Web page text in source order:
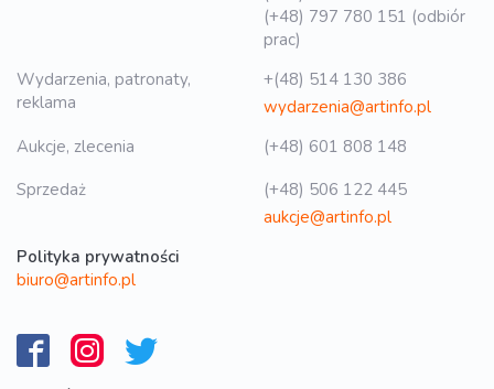
(+48) 797 780 151 (odbiór
prac)
Wydarzenia, patronaty,
reklama
+(48) 514 130 386
wydarzenia@artinfo.pl
Aukcje, zlecenia
(+48) 601 808 148
Sprzedaż
(+48) 506 122 445
aukcje@artinfo.pl
Polityka prywatności
biuro@artinfo.pl